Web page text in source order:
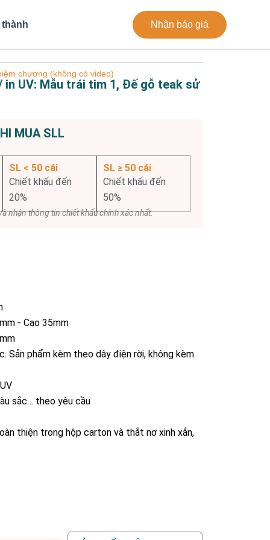
thành Nhận báo giá
chương (không có video)
UV: Mẫu trái tim 1, Đế gỗ teak sử
MUA SLL
SL < 50 cái
Chiết khấu đến
20%
SL ≥ 50 cái
Chiết khấu đến
50%
nhận thông tin chiết khấu chính xác nhất.
- Cao 35mm
Sản phẩm kèm theo dây điện rời, không kèm
sắc… theo yêu cầu
thiện trong hộp carton và thắt nơ xinh xắn,